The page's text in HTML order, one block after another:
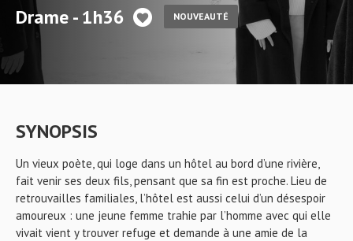
Drame - 1h36 NOUVEAUTÉ
SYNOPSIS
Un vieux poète, qui loge dans un hôtel au bord d’une rivière,
fait venir ses deux fils, pensant que sa fin est proche. Lieu de
retrouvailles familiales, l’hôtel est aussi celui d’un désespoir
amoureux : une jeune femme trahie par l’homme avec qui elle
vivait vient y trouver refuge et demande à une amie de la